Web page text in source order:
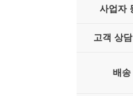
종가 매수
종가 베팅
에필로그/
비’가 큰
주가가 싼
할 합리적
주식시장
성공투자
사업자
고객 상
배송